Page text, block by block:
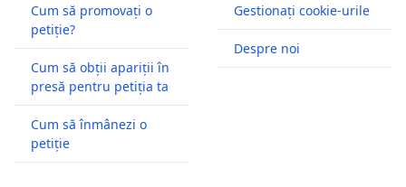
Cum să promovați o
petiție?
Cum să obții apariții în
presă pentru petiția ta
Cum să înmânezi o
petiție
Gestionați cookie-urile
Despre noi